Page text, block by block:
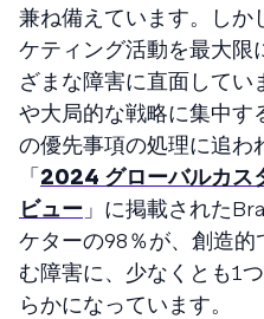
兼ね備えています。しか
ケティング活動を最大限
ざまな障害に直面してい
や大局的な戦略に集中す
の優先事項の処理に追わ
「2024 グローバルカス
ビュー 」に掲載された
ケターの98％が、創造
む障害に、少なくとも1
らかになっています。